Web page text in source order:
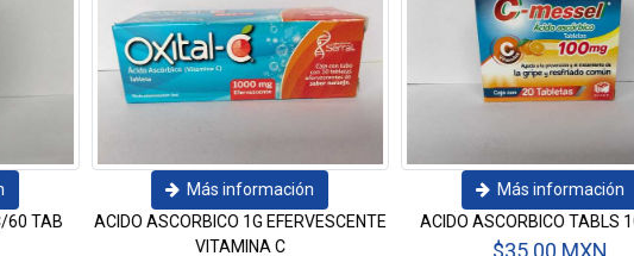
Más información
ACIDO ASCORBICO TABLS 100 MG
Más información
ACTIKROLL- JALEA REAL,
GLUTAMICO Y VITAMINAS